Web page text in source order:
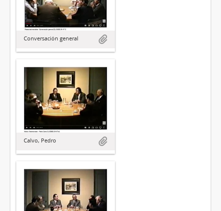
Conversación general
Calvo, Pedro